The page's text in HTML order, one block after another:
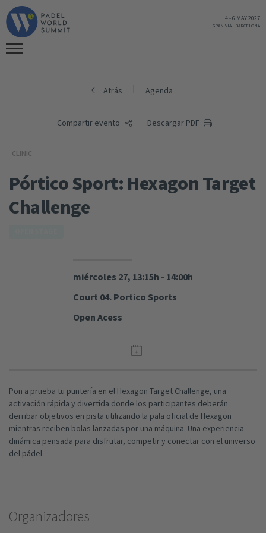
4-6 MAY 2027
GRAN VIA- BARCELONA
Atrás | Agenda
Compartir evento Descargar PDF
CLINIC
Pórtico Sport: Hexagon Target
Challenge
miércoles 27, 13:15h - 14:00h
Court 04. Portico Sports
Open Acess
Pon a prueba tu puntería en el Hexagon Target Challenge, una
activación rápida y divertida donde los participantes deberán
derribar objetivos en pista utilizando la pala oficial de Hexagon
mientras reciben bolas lanzadas por una máquina. Una experiencia
dinámica pensada para disfrutar, competir y conectar con el universo
del pádel
Organizadores